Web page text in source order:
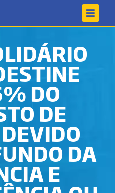
DO
DE
DA
E